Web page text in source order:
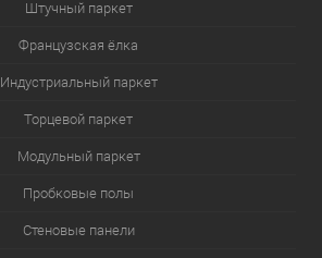
Штучный паркет
Французская ёлка
Индустриальный паркет
Торцевой паркет
Модульный паркет
Пробковые полы
Стеновые панели